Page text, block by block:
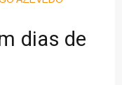
dias de